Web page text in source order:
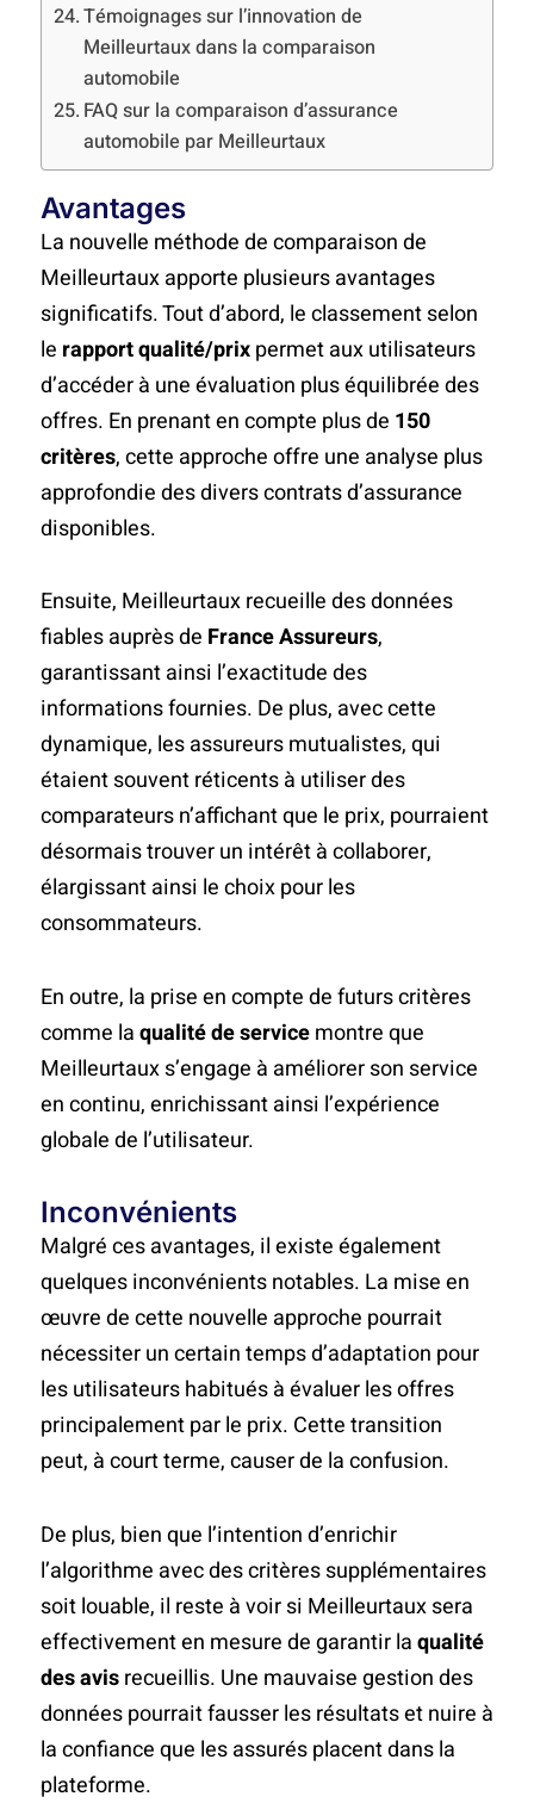
Témoignages sur l’innovation de
Meilleurtaux dans la comparaison
automobile
FAQ sur la comparaison d’assurance
automobile par Meilleurtaux
Avantages
La nouvelle méthode de comparaison de
Meilleurtaux apporte plusieurs avantages
significatifs. Tout d’abord, le classement selon
le rapport qualité/prixpermet aux utilisateurs
d’accéder à une évaluation plus équilibrée des
offres. En prenant en compte plus de 150
critères, cette approche offre une analyse plus
approfondie des divers contrats d’assurance
disponibles.
Ensuite, Meilleurtaux recueille des données
fiables auprès de France Assureurs,
garantissant ainsi l’exactitude des
informations fournies. De plus, avec cette
dynamique, les assureurs mutualistes, qui
étaient souvent réticents à utiliser des
comparateurs n’affichant que le prix, pourraient
désormais trouver un intérêt à collaborer,
élargissant ainsi le choix pour les
consommateurs.
En outre, la prise en compte de futurs critères
comme laqualité de servicemontre que
Meilleurtaux s’engage à améliorer son service
en continu, enrichissant ainsi l’expérience
globale de l’utilisateur.
Inconvénients
Malgré ces avantages, il existe également
quelques inconvénients notables. La mise en
œuvre de cette nouvelle approche pourrait
nécessiter un certain temps d’adaptation pour
les utilisateurs habitués à évaluer les offres
principalement par le prix. Cette transition
peut, à court terme, causer de la confusion.
De plus, bien que l’intention d’enrichir
l’algorithme avec des critères supplémentaires
soit louable, il reste à voir si Meilleurtaux sera
effectivement en mesure de garantir laqualité
des avisrecueillis. Une mauvaise gestion des
données pourrait fausser les résultats et nuire à
la confiance que les assurés placent dans la
plateforme.